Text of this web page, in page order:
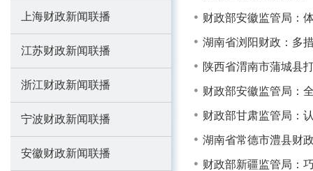
上海财政新闻联播
江苏财政新闻联播
浙江财政新闻联播
宁波财政新闻联播
安徽财政新闻联播
财政部安徽监管局：
湖南省浏阳财政：多
陕西省渭南市蒲城县
财政部安徽监管局：
财政部甘肃监管局：
湖南省常德市澧县财
财政部新疆监管局：